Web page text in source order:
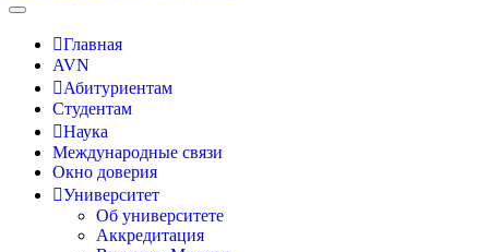
Главная
AVN
Абитуриентам
Студентам
Наука
Международные связи
Окно доверия
Университет
Об университете
Аккредитация